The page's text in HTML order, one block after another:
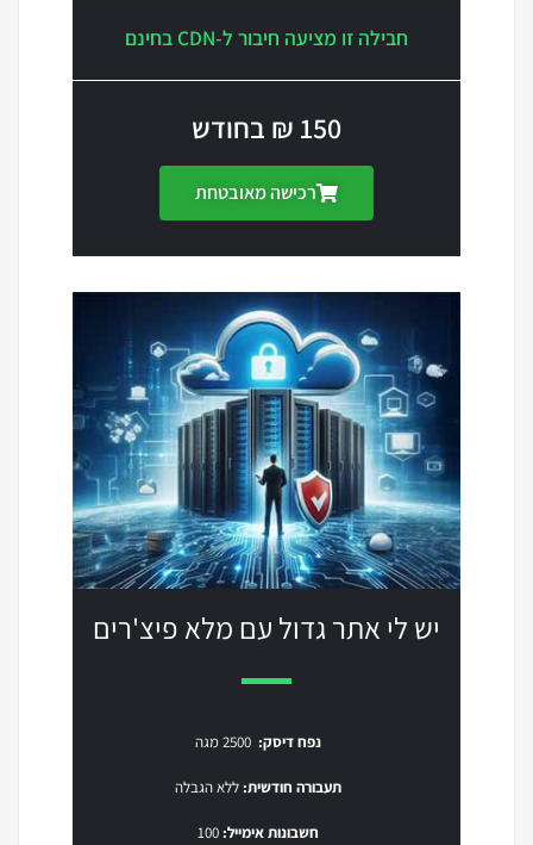
חבילה זו מציעה חיבור ל-CDN בחינם
150 ₪ בחודש
רכישה מאובטחת
יש לי אתר גדול עם מלא פיצ'רים
נפח דיסק:
תעבורה חודשית: ללא הגבלה
חשבונות אימייל: